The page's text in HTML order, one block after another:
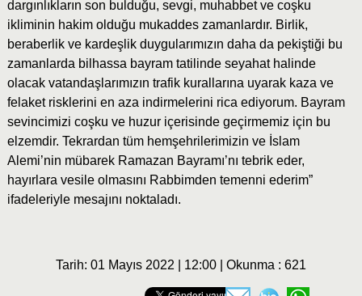
dargınlıkların son bulduğu, sevgi, muhabbet ve coşku
ikliminin hakim olduğu mukaddes zamanlardır. Birlik,
beraberlik ve kardeşlik duygularımızın daha da pekiştiği bu
zamanlarda bilhassa bayram tatilinde seyahat halinde
olacak vatandaşlarımızın trafik kurallarına uyarak kaza ve
felaket risklerini en aza indirmelerini rica ediyorum. Bayram
sevincimizi coşku ve huzur içerisinde geçirmemiz için bu
elzemdir. Tekrardan tüm hemşehrilerimizin ve İslam
Alemi’nin mübarek Ramazan Bayramı’nı tebrik eder,
hayırlara vesile olmasını Rabbimden temenni ederim”
ifadeleriyle mesajını noktaladı.
Tarih: 01 Mayıs 2022 | 12:00 | Okunma : 621